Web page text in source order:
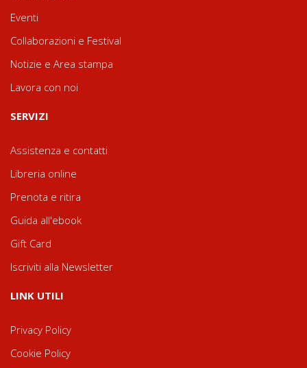
Eventi
Collaborazioni e Festival
Notizie e Area stampa
Lavora con noi
SERVIZI
Assistenza e contatti
Libreria online
Prenota e ritira
Guida all'ebook
Gift Card
Iscriviti alla Newsletter
LINK UTILI
Privacy Policy
Cookie Policy